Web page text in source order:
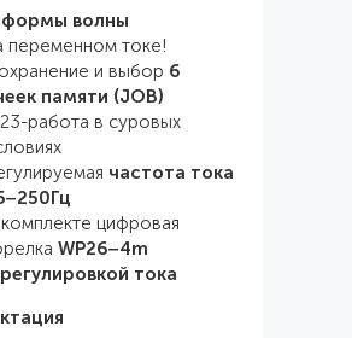
волны
переменном токе!
и выбор 6
памяти (JOB)
работа в суровых
частота тока
цифровая
WP26−4m
тока